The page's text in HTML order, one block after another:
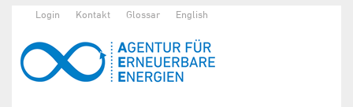
Login Kontakt Glossar English